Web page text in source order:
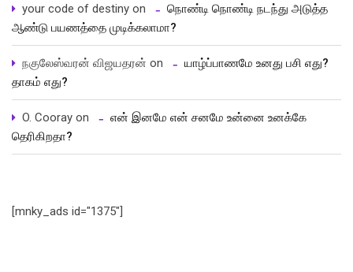
your code of destiny on
நொண்டி நொண்டி நடந்து அடுத்த
ஆண்டு பயணத்தை முடிக்கலாமா?
நகுலேஸ்வரன் விஜயதரன் on
யாழ்ப்பாணமே உனது பசி எது?
தாகம் எது?
O. Cooray on
என் இனமே என் சனமே உன்னை உனக்கே
தெரிகிறதா?
[mnky_ads id="1375"]